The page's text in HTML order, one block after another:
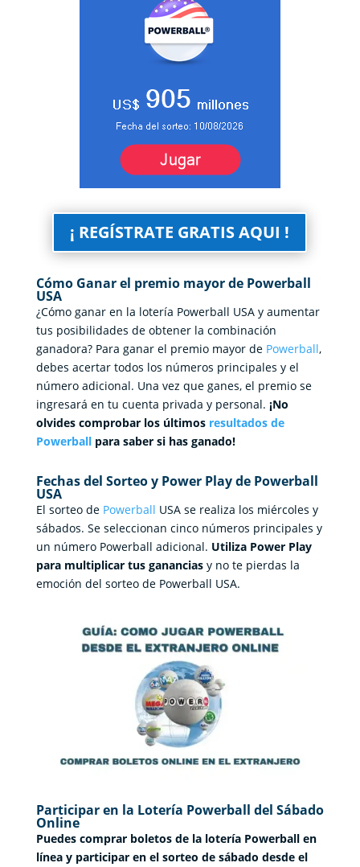
¡ REGÍSTRATE GRATIS AQUI !
Cómo Ganar el premio mayor de Powerball
USA
¿Cómo ganar en la lotería Powerball USA y aumentar
tus posibilidades de obtener la combinación
ganadora? Para ganar el premio mayor de Powerball,
debes acertar todos los números principales y el
número adicional. Una vez que ganes, el premio se
ingresará en tu cuenta privada y personal. ¡No
olvides comprobar los últimos resultados de
Powerballpara saber si has ganado!
Fechas del Sorteo y Power Play de Powerball
USA
El sorteo de Powerball USA se realiza los miércoles y
sábados. Se seleccionan cinco números principales y
un número Powerball adicional. Utiliza Power Play
para multiplicar tus gananciasy no te pierdas la
emoción del sorteo de Powerball USA.
Participar en la Lotería Powerball del Sábado
Online
Puedes comprar boletos de la lotería Powerball en
línea y participar en el sorteo de sábado desde el